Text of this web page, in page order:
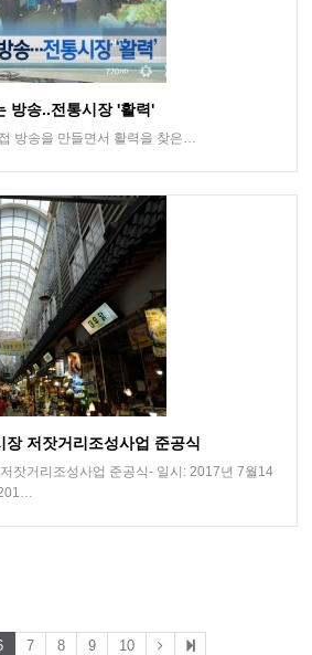
방송..전통시장 '활력'
방송을 만들면서 활력을 찾은…
저잣거리조성사업 준공식
잣거리조성사업 준공식- 일시: 2017년 7월14
7 8 9 10